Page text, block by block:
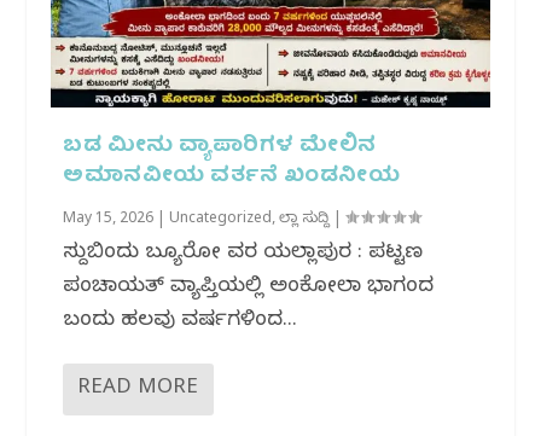
ಬಡ ಮೀನು ವ್ಯಾಪಾರಿಗಳ ಮೇಲಿನ
ಅಮಾನವೀಯ ವರ್ತನೆ ಖಂಡನೀಯ
May 15, 2026 Uncategorized,ಜಿಲ್ಲಾ ಸುದ್ದಿ |
ಸುದ್ದಿಬಿಂದು ಬ್ಯೂರೋ ವರದಿ ಯಲ್ಲಾಪುರ : ಪಟ್ಟಣ
ಪಂಚಾಯತ್ ವ್ಯಾಪ್ತಿಯಲ್ಲಿ ಅಂಕೋಲಾ ಭಾಗದಿಂದ
ಬಂದು ಹಲವು ವರ್ಷಗಳಿಂದ...
READ MORE